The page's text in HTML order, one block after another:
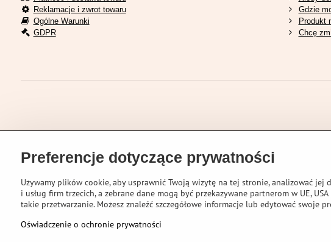
Reklamacje i zwrot towaru
Ogólne Warunki
GDPR
Gdzie
Produkt
Chcę
Preferencje dotyczące prywatności
Używamy plików cookie, aby usprawnić Twoją wizytę na tej stronie, analizować
i usług firm trzecich, a zebrane dane mogą być przekazywane partnerom w UE,
takie przetwarzanie. Możesz znaleźć szczegółowe informacje lub edytować swoje
Oświadczenie o ochronie prywatności